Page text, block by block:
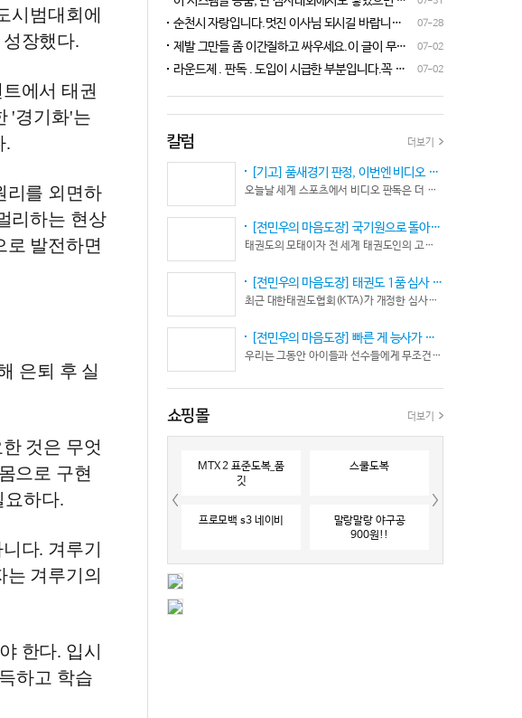
시범대회에
장했다.
에서 태권
'경기화'는
.
리를 외면하
리하는 현상
로 발전하면
은퇴 후 실
것은 무엇
으로 구현
요하다.
다. 겨루기
겨루기의
한다. 입시
하고 학습
할수가 없습니다.하루빨리 강사들이 함께 모여 동
작을 통일 시켜야지 안그러면 항상 분쟁이 생깁니
다.
겠네요.심사위원들이 일부러 불합격시키고, 이 부
했는데, 번복이 안된답니다.ㅋㅋㅋㅋㅋ 심사위원들
눈이 전부 달라서, 이렇다, 저렇다 말을 할수가 없다
07-28
순천시 자랑입니다.멋진 이사님 되시길 바랍니다
^^♡
07-02
제발 그만들 좀 이간질하고 싸우세요.이 글이 무엇
이 문제인가요?무엇을 얘기하려는지 의도가 무엇
이 노력해 보자는 그런 글 같은데품새 얘기 하는데
왜 갑자기 심판 가오 얘기에 핑크색 옷 얘기 같은 비
하 발언에......답답하시니 그러시겠지만 태권도
"도" 는 지키시며 발언하세요.심판들 또한 이런 말
나오지 않도록 자존심 상하지 않도록 부단히 노력해
야 함은 확실합니다.부끄러운 일 들이 없도록 해야
좋게만 보지 말고 잘하는 건 잘한다고 인정해주고
못하는 건 고치도록 해주셔야지어떠한 글인지 파악
도 못하고 일방적으로 나쁘게 표현하는 글은 보기가
좋지 않습니다.
07-02
라운드제 . 판독 . 도입이 시급한 부분입니다.꼭 승
고 다른 생각 없이 오로지 품새 판정에만 집중 하도
칼럼 더보기
[기고] 품새경기 판정, 이번엔 비디오 판독이다… 더 이상 미룰 수 없다
오늘날 세계 스포츠에서 비디오 판독은 더 이상 선택이 아니다. 선수의 땀과 노력, 경기 결과의 공정성을 지키기 위한 최소한의 안전장치이자 국제 스포츠의 보편적인 기준이 됐다.
[전민우의 마음도장] 국기원으로 돌아온 한마당… 그 안에서 마주하는 '도장(道場)의 본질’
태권도의 모태이자 전 세계 태권도인의 고향, 국기원 도장 위에 다시 뜨거운 기합 소리가 웅장하게 울려 퍼질 예정이다. 오랜만에 국기원에서 펼쳐지는 이번 세계태권도한마당은 단순한 대회 개최를 넘어 국경과 인종, 세대를 넘어 하나의 마음으로 모인 전 세계 태권도인들의 가슴속에 묵직한 설렘과 숭고한 감회를 불러일으킨다.
[전민우의 마음도장] 태권도 1품 심사 완화... 문턱은 낮아졌지만, 계단은 더욱 가팔라졌다!
최근 대한태권도협회(KTA)가 개정한 심사시행 규정이 도장가에 화두를 던지고 있다. 저연령 1품(단) 심사 시 지정 품새의 추첨 범위와 시기를 완화해 각 시도협회가 사실상 태극 1장부터 5장까지로 지정을 축소할 수 있는 제도적 근거를 마련했다.
[전민우의 마음도장] 빠른 게 능사가 아니다… 엘리트 선수의 '기다림'
우리는 그동안 아이들과 선수들에게 무조건 “빨리 반응하라”고 다그치기만 했던 것은 아닐까? 진정한 탁월함은 단순히 근육의 수축 속도가 빠른 데서 오지 않는다. 복잡하고 긴박한 1대 1 격투 상황 속에서 ‘언제 멈추고, 언제 폭발할 것인가’를 통제하는 타이밍 조절 능력과 상황 인식(Situational Awareness)에서 온다.
쇼핑몰 더보기
MTX 2 표준도복_품
깃
스쿨도복
프로모백 s3 네이비
말랑말랑 야구공
900원!!